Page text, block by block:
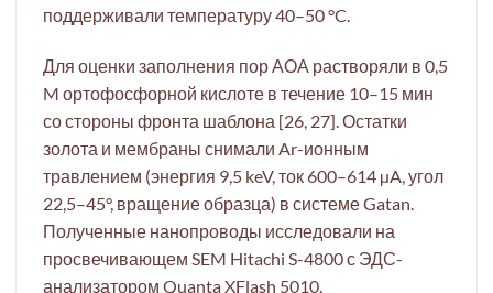
поддерживали температуру 40–50 °C.
Для оценки заполнения пор АОА растворяли в 0,5
M ортофосфорной кислоте в течение 10–15 мин
со стороны фронта шаблона [26, 27]. Остатки
золота и мембраны снимали Ar-ионным
травлением (энергия 9,5 keV, ток 600–614 µA, угол
22,5–45°, вращение образца) в системе Gatan.
Полученные нанопроводы исследовали на
просвечивающем SEM Hitachi S-4800 с ЭДС-
анализатором Quanta XFlash 5010.